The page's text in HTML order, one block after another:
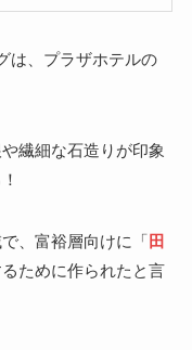
は、プラザホテルの
繊細な石造りが印象
、富裕層向けに「 田
るために作られたと言